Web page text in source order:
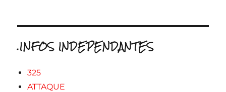
.INFOS INDEPENDANTES
325
ATTAQUE